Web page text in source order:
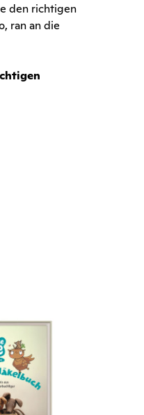
den richtigen
ran an die